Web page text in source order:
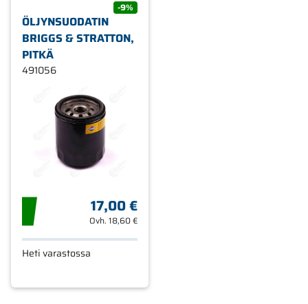
-9%
ÖLJYNSUODATIN
BRIGGS & STRATTON,
PITKÄ
491056
17,00 €
Ovh. 18,60 €
Heti varastossa